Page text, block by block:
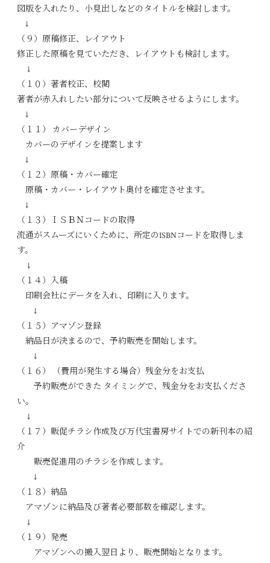
図版を入れたり、小見出しなどのタイトルを検討します。
↓
（９）原稿修正、レイアウト
修正した原稿を見ていただき、レイアウトも検討します。
↓
（１０）著者校正、校閲
著者が赤入れしたい部分について反映させるようにします。
↓
（１１） カバーデザイン
カバーのデザインを提案します
↓
（１２）原稿・カバー確定
原稿・カバー・レイアウト奥付を確定させます。
↓
（１３）ＩＳＢＮコードの取得
流通がスムーズにいくために、所定のISBNコードを取得しま
す。
↓
（１４）入稿
印刷会社にデータを入れ、印刷に入ります。
↓
（１５）アマゾン登録
納品日が決まるので、予約販売を開始します。
↓
（１６） （費用が発生する場合）残金分をお支払
予約販売ができた タイミングで、残金分をお支払くださ
い。
↓
（１７）販促チラシ作成及び万代宝書房サイトでの新刊本の紹
介
販売促進用のチラシを作成します。
↓
（１８）納品
アマゾンに納品及び著者必要部数を確認します。
↓
（１９）発売
アマゾンへの搬入翌日より、販売開始となります。